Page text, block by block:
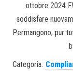
ottobre 2024
soddisfare
Permangono, pur
Categoria: